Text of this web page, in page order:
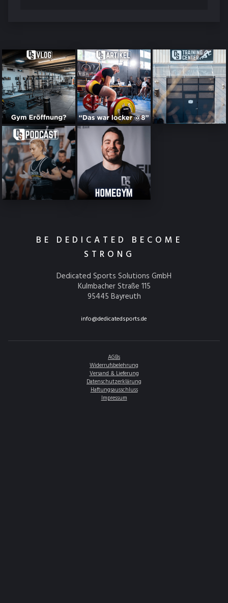
BE DEDICATED BECOME
STRONG
Dedicated Sports Solutions GmbH
Kulmbacher Straße 115
95445 Bayreuth
info@dedicatedsports.de
AGBs
Widerrufsbelehrung
Versand & Lieferung
Datenschutzerklärung
Haftungsausschluss
Impressum